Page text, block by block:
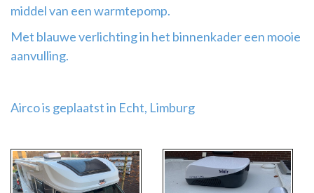
middel van een warmtepomp.
Met blauwe verlichting in het binnenkader een mooie
aanvulling.
Airco is geplaatst in Echt, Limburg